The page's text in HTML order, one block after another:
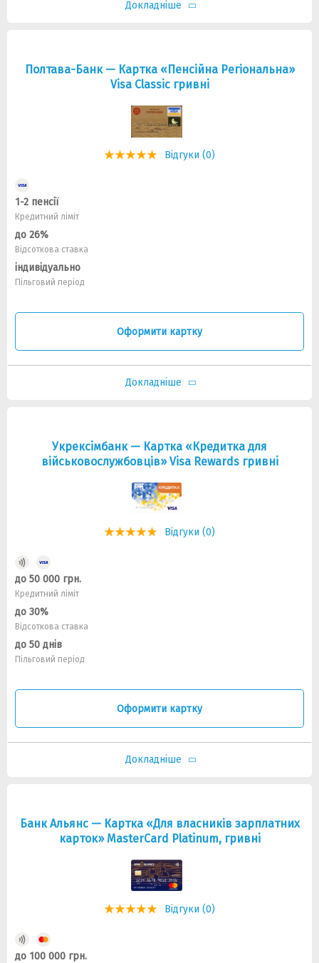
Докладніше
Полтава-Банк — Картка «Пенсійна Регіональна»
Visa Classic гривнi
Відгуки (0)
1-2 пенсії
Кредитний ліміт
до 26%
Відсоткова ставка
індивідуально
Пільговий період
Оформити картку
Докладніше
Укрексiмбанк — Картка «Кредитка для
військовослужбовців» Visa Rewards гривнi
Відгуки (0)
до 50 000 грн.
Кредитний ліміт
до 30%
Відсоткова ставка
до 50 днів
Пільговий період
Оформити картку
Докладніше
Банк Альянс — Картка «Для власників зарплатних
карток» MasterCard Platinum, гривнi
Відгуки (0)
до 100 000 грн.